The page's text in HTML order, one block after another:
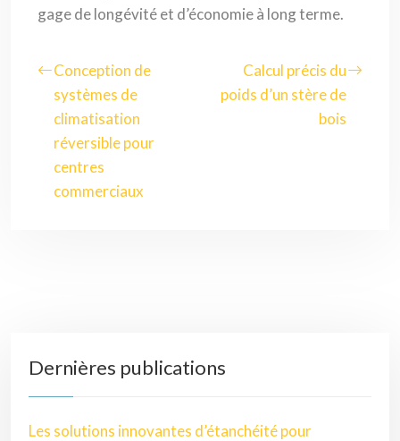
gage de longévité et d’économie à long terme.
Conception de
systèmes de
climatisation
réversible pour
centres
commerciaux
Calcul précis du
poids d’un stère de
bois
Dernières publications
Les solutions innovantes d’étanchéité pour